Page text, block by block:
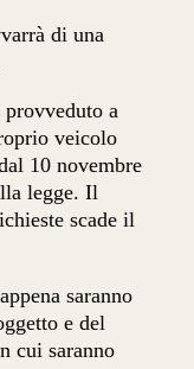
di una
provveduto a
veicolo
10 novembre
legge. Il
scade il
saranno
e del
cui saranno